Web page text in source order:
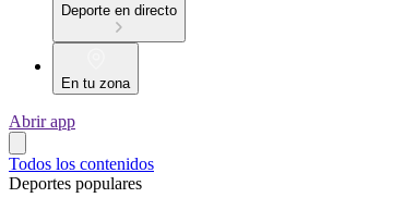
Deporte en directo
En tu zona
Abrir app
Todos los contenidos
Deportes populares